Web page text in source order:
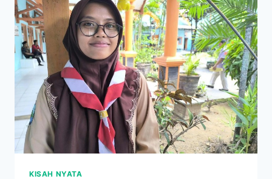
RAMBUT
RONALDO
NAZARIO
YANG
LEGENDARIS
KISAH NYATA